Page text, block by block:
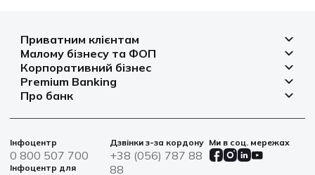
Приватним клієнтам
Депозити
Кредити
Платіжні картки
Платежі
Іпотека
Страхування
Малому бізнесу та ФОП
Рахунок для бізнесу
Фінансування
Овердрафт
Корпоративний бізнес
Рахунки і платежі
Депозити
Агробізнес
Цінні папери
Premium Banking
Депозити
Платіжні картки
Банківські сейфи
Військові облігації
Про банк
Новини
Інфоцентр
0 800 507 700
Інфоцентр для
Дзвінки з-за кордону
+38 (056) 787 88
88
Ми в соц. мережах